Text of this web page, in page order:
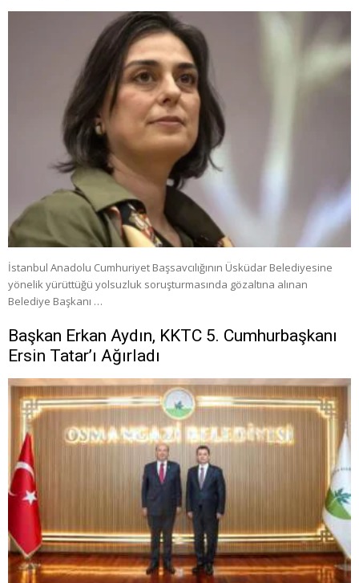
İstanbul Anadolu Cumhuriyet Başsavcılığının Üsküdar Belediyesine
yönelik yürüttüğü yolsuzluk soruşturmasında gözaltına alınan
Belediye Başkanı …
Başkan Erkan Aydın, KKTC 5. Cumhurbaşkanı
Ersin Tatar’ı Ağırladı